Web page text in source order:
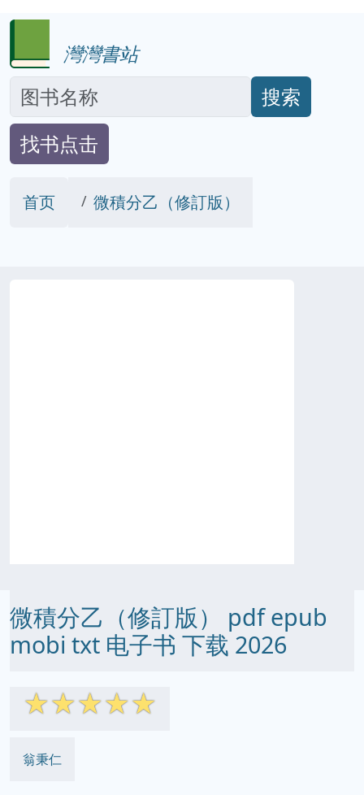
灣灣書站
搜索
找书点击
首页 微積分乙（修訂版）
微積分乙（修訂版） pdf epub
mobi txt 电子书 下载 2026
☆☆☆☆☆
翁秉仁